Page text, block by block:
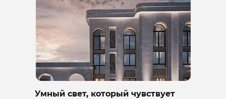
Умный свет, который чувствует